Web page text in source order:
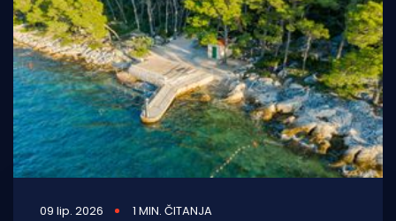
09 lip. 2026 1 MIN. ČITANJA